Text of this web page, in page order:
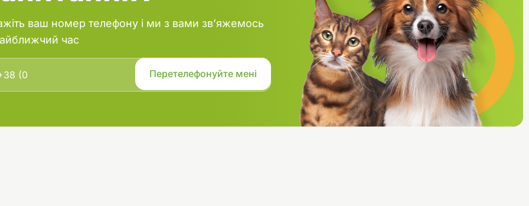
ваш номер телефону і ми з вами зв’яжемось
час